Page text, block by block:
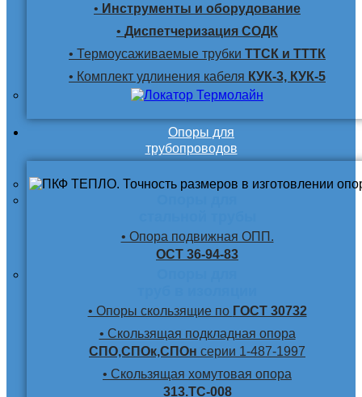
• Инструменты и оборудование
• Диспетчеризация СОДК
• Термоусаживаемые трубки ТТСК и ТТТК
• Комплект удлинения кабеля КУК-3, КУК-5
Опоры для
трубопроводов
• Опора подвижная ОПП.
ОСТ 36-94-83
• Опоры скользящие по ГОСТ 30732
• Скользящая подкладная опора
СПО,СПОк,СПОн серии 1-487-1997
• Скользящая хомутовая опора
313.ТС-008